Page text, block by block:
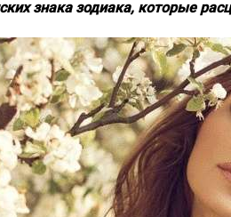
знака зодиака, которые